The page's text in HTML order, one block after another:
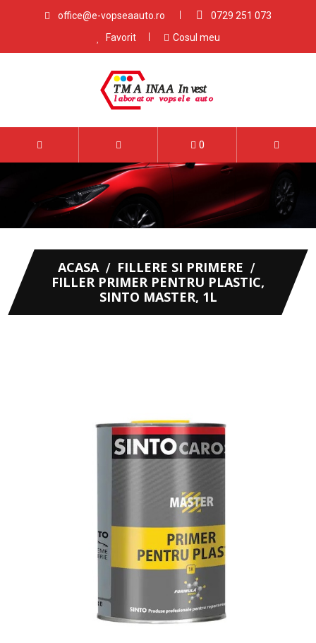
office@e-vopseaauto.ro
0729 251 073
Favorit
Cosul meu
0
ACASA
FILLERE SI PRIMERE
FILLER PRIMER PENTRU PLASTIC,
SINTO MASTER, 1L